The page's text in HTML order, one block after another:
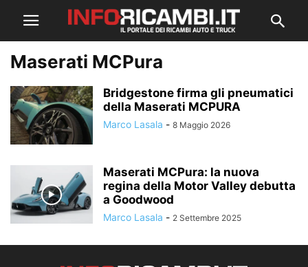
Maserati MCPura
Bridgestone firma gli pneumatici
della Maserati MCPURA
Marco Lasala - 8 Maggio 2026
Maserati MCPura: la nuova
regina della Motor Valley debutta
a Goodwood
Marco Lasala - 2 Settembre 2025